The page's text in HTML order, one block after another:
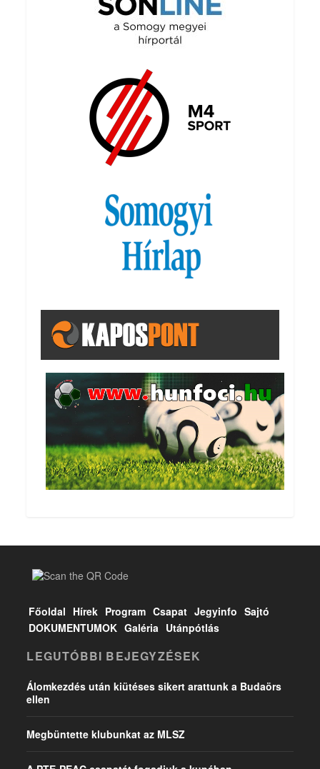
Főoldal Hírek Program Csapat Jegyinfo Sajtó
DOKUMENTUMOK Galéria Utánpótlás
LEGUTÓBBI BEJEGYZÉSEK
Álomkezdés után kiütéses sikert arattunk a Budaörs
ellen
Megbüntette klubunkat az MLSZ